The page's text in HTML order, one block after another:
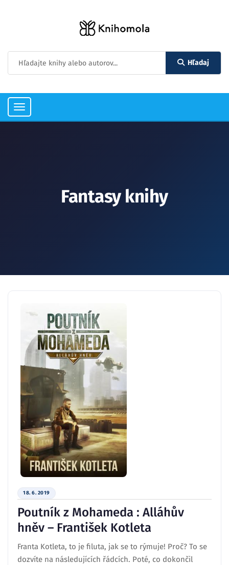
Hľadaj
Toggle
Fantasy knihy
18. 6. 2019
Poutník z Mohameda : Alláhův
hněv – František Kotleta
Franta Kotleta, to je filuta, jak se to rýmuje! Proč? To se
dozvíte na následujících řádcích. Poté, co dokončil